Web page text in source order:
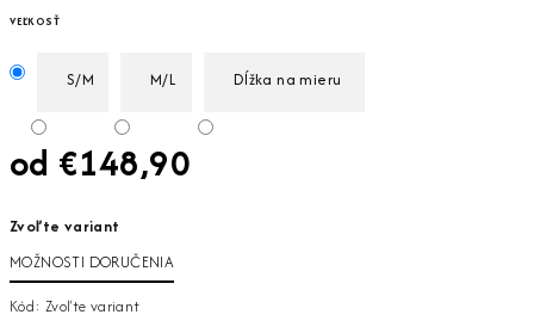
VEĽKOSŤ
S/M M/L Dĺžka na mieru
od €148,90
cena:
Zvoľte variant
MOŽNOSTI DORUČENIA
Kód: Zvoľte variant